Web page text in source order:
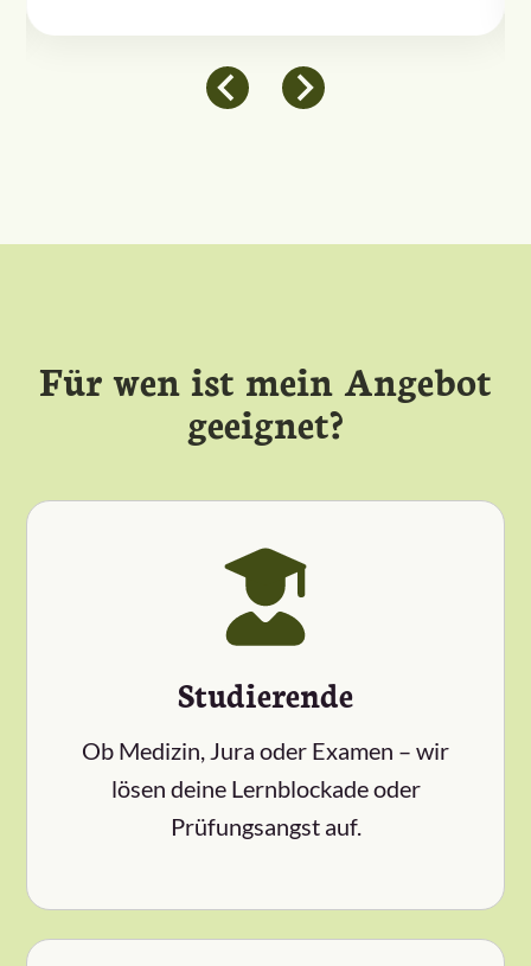
Für wen ist mein Angebot
geeignet?
Studierende
Ob Medizin, Jura oder Examen – wir
lösen deine Lernblockade oder
Prüfungsangst auf.